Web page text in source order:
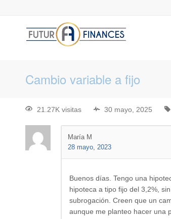
Cambio variable a fijo
21.27K visitas 30 mayo, 2025
María M
28 mayo, 2023
Buenos días. Tengo una
hipoteca a tipo fijo del 3,2%,
subrogación. Creen que un
aunque me planteo hacer una